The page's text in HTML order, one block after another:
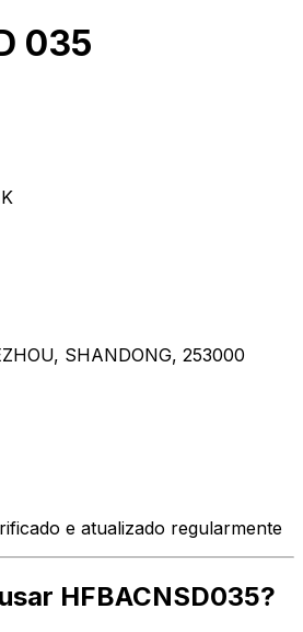
035
SHANDONG, 253000
e atualizado regularmente
HFBACNSD035?